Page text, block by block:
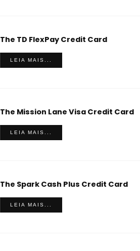
The TD FlexPay Credit Card
LEIA MAIS...
The Mission Lane Visa Credit Card
LEIA MAIS...
The Spark Cash Plus Credit Card
LEIA MAIS...